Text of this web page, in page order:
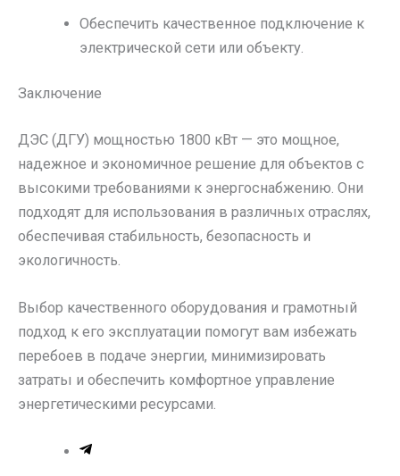
Обеспечить качественное подключение к
электрической сети или объекту.
Заключение
ДЭС (ДГУ) мощностью 1800 кВт — это мощное,
надежное и экономичное решение для объектов с
высокими требованиями к энергоснабжению. Они
подходят для использования в различных отраслях,
обеспечивая стабильность, безопасность и
экологичность.
Выбор качественного оборудования и грамотный
подход к его эксплуатации помогут вам избежать
перебоев в подаче энергии, минимизировать
затраты и обеспечить комфортное управление
энергетическими ресурсами.